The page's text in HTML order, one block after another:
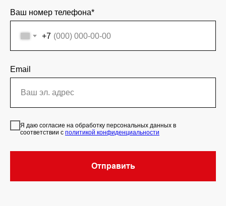
Ваш номер телефона*
+7
Email
Я даю согласие на обработку персональных данных в
соответствии с политикой конфиденциальности
Отправить